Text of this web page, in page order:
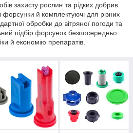
захисту рослин та рідких добрив.
форсунки й комплектуючі для різних
обробки до вітряної погоди та
підбір форсунок безпосередньо
й економію препаратів.